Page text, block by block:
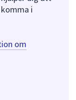
i
om